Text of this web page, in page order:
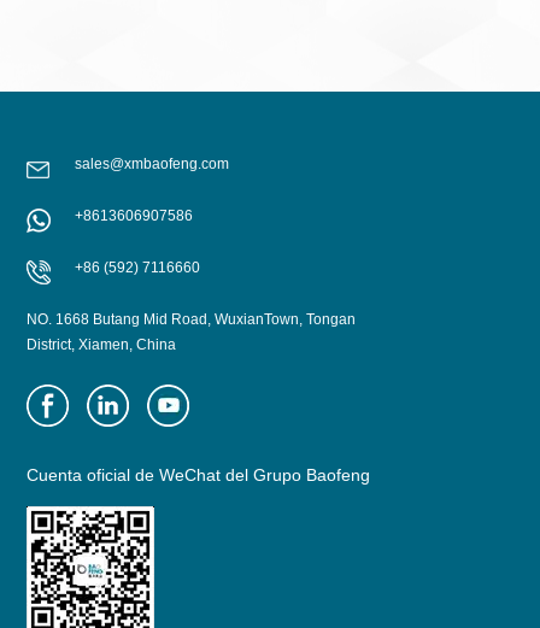
sales@xmbaofeng.com
+8613606907586
+86 (592) 7116660
NO. 1668 Butang Mid Road, WuxianTown, Tongan
District, Xiamen, China
Cuenta oficial de WeChat del Grupo Baofeng